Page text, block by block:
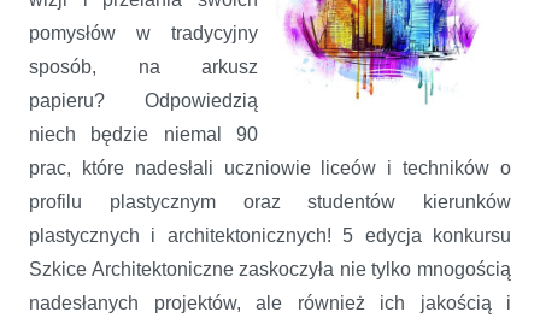
pomysłów w tradycyjny
sposób, na arkusz
papieru? Odpowiedzią
niech będzie niemal 90
prac, które nadesłali uczniowie liceów i techników o
profilu plastycznym oraz studentów kierunków
plastycznych i architektonicznych! 5 edycja konkursu
Szkice Architektoniczne zaskoczyła nie tylko mnogością
nadesłanych projektów, ale również ich jakością i